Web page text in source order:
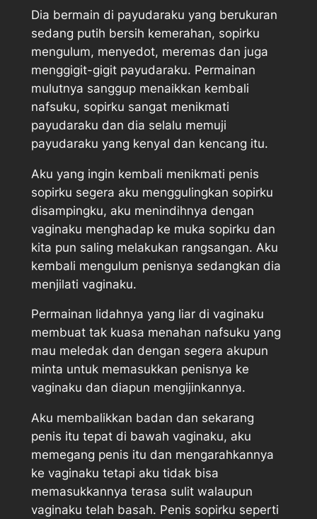
Dia bermain di payudaraku yang berukuran
sedang putih bersih kemerahan, sopirku
mengulum, menyedot, meremas dan juga
menggigit-gigit payudaraku. Permainan
mulutnya sanggup menaikkan kembali
nafsuku, sopirku sangat menikmati
payudaraku dan dia selalu memuji
payudaraku yang kenyal dan kencang itu.
Aku yang ingin kembali menikmati penis
sopirku segera aku menggulingkan sopirku
disampingku, aku menindihnya dengan
vaginaku menghadap ke muka sopirku dan
kita pun saling melakukan rangsangan. Aku
kembali mengulum penisnya sedangkan dia
menjilati vaginaku.
Permainan lidahnya yang liar di vaginaku
membuat tak kuasa menahan nafsuku yang
mau meledak dan dengan segera akupun
minta untuk memasukkan penisnya ke
vaginaku dan diapun mengijinkannya.
Aku membalikkan badan dan sekarang
penis itu tepat di bawah vaginaku, aku
memegang penis itu dan mengarahkannya
ke vaginaku tetapi aku tidak bisa
memasukkannya terasa sulit walaupun
vaginaku telah basah. Penis sopirku seperti